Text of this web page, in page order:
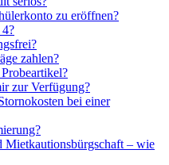
zu eröffnen?
zahlen?
zur Verfügung?
bei einer
Mietkautionsbürgschaft – wie